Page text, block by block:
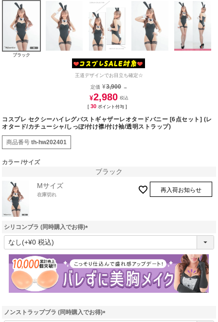
ブラック
王道デザインでお目立ち確定☆
定価 ¥3,900 →
¥2,980
[ 30 ポイント付与 ]
コスプレ セクシーハイレグバストギャザーレオタードバニー [6点セット] (レ
オタード/カチューシャ/しっぽ/付け襟/付け袖/透明ストラップ)
商品番号 th-hw202401
カラー サイズ
ブラック
Mサイズ
在庫切れ
再入荷お知らせ
シリコンブラ (同時購入でお得)
(
須
)
ノンストラップブラ (同時購入でお得)